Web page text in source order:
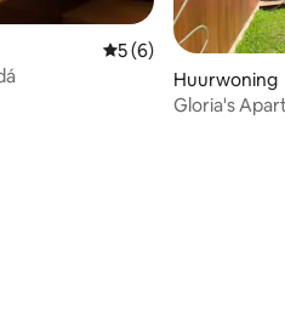
Gemiddelde
5 (6)
Huurwoning
Gloria's